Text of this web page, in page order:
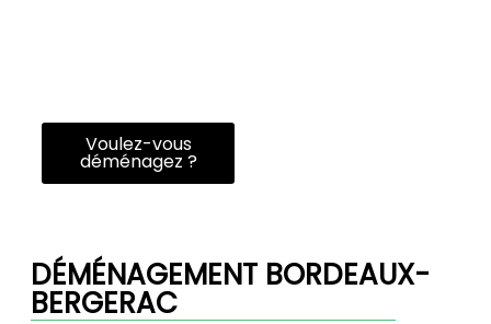
Voulez-vous
déménagez ?
DÉMÉNAGEMENT BORDEAUX-
BERGERAC